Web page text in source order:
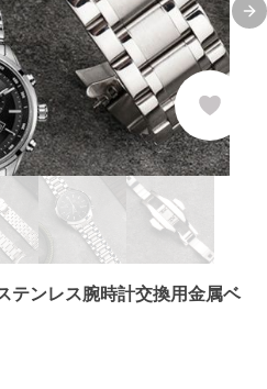
テンレス腕時計交換用金属ベ